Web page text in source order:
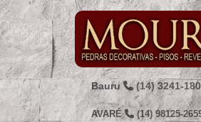
Pular
para
o
conteúdo
Bauru (14) 3241-
AVARÉ (14) 98125-